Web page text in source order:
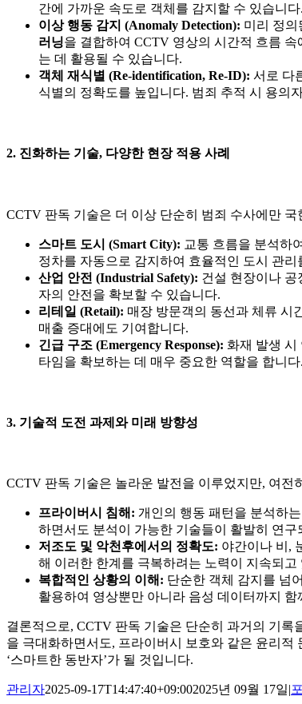
간에 가까운 속도로 객체를 감지할 수 있습니다.
이상 행동 감지 (Anomaly Detection): 미리 정의
러닝을 결합하여 CCTV 영상의 시간적 흐름
는 데 활용될 수 있습니다.
객체 재식별 (Re-identification, Re-ID): 서로 다
식별의 정확도를 높입니다. 범죄 추적 시 용의
2. 진화하는 기술, 다양한 현장 적용 사례
CCTV 판독 기술은 더 이상 단순히 범죄 수사에만
스마트 도시 (Smart City): 교통 흐름을 분석하
정차를 자동으로 감지하여 효율적인 도시 관리
산업 안전 (Industrial Safety): 건설 현장이나
자의 안전을 확보할 수 있습니다.
리테일 (Retail): 매장 방문객의 동선과 체류 시
매출 증대에도 기여합니다.
긴급 구조 (Emergency Response): 화재 발생 시
타임을 확보하는 데 매우 중요한 역할을 합니다.
3. 기술적 도전 과제와 미래 방향성
CCTV 판독 기술은 놀라운 발전을 이루었지만, 여전
프라이버시 침해: 개인의 행동 패턴을 분석하
하면서도 분석이 가능한 기술들이 활발히 연구
저조도 및 악천후에서의 정확도: 야간이나 비,
해 이러한 한계를 극복하려는 노력이 지속되고
복합적인 상황의 이해: 단순한 객체 감지를 넘
활용하여 영상뿐만 아니라 음성 데이터까지
결론적으로, CCTV 판독 기술은 단순히 과거의 기
을 극대화하면서도, 프라이버시 보호와 같은 윤리적
‘스마트한 동반자’가 될 것입니다.
관리자2025-09-17T14:47:40+09:002025년 09월 17일|